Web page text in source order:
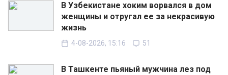
В Узбекистане хоким ворвался в дом
женщины и отругал ее за некрасивую
жизнь
4-08-2026, 15:16 51
В Ташкенте пьяный мужчина лез под